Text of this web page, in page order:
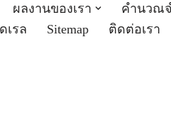
ผลงานของเรา
คำนวณ
เรล
Sitemap ติดต่อเรา